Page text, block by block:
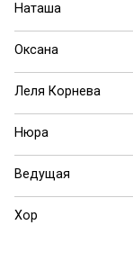
Наташа
Оксана
Леля Корнева
Нюра
Ведущая
Хор